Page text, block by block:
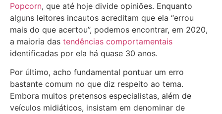
Popcorn, que até hoje divide opiniões. Enquanto
alguns leitores incautos acreditam que ela “errou
mais do que acertou”, podemos encontrar, em 2020,
a maioria das tendências comportamentais
identificadas por ela há quase 30 anos.
Por último, acho fundamental pontuar um erro
bastante comum no que diz respeito ao tema.
Embora muitos pretensos especialistas, além de
veículos midiáticos, insistam em denominar de